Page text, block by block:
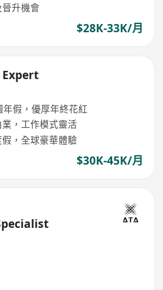
升機會
$28K-33K/月
假，優厚年終花紅
，工作模式靈活
，全球豪華體驗
$30K-45K/月